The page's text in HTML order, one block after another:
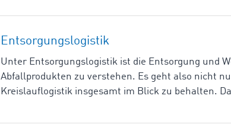
Entsorgungslogistik
Unter Entsorgungslogistik ist die Entsorgung und
Abfallprodukten zu verstehen. Es geht also nicht
Kreislauflogistik insgesamt im Blick zu behalten.